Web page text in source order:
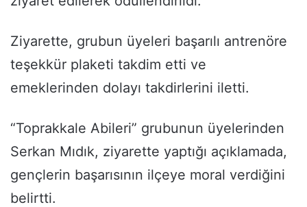
Ziyarette, grubun üyeleri başarılı antrenöre
teşekkür plaketi takdim etti ve
emeklerinden dolayı takdirlerini iletti.
“Toprakkale Abileri” grubunun üyelerinden
Serkan Mıdık, ziyarette yaptığı açıklamada,
gençlerin başarısının ilçeye moral verdiğini
belirtti.